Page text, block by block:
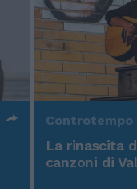
Controtempo
La rinascita
canzoni di